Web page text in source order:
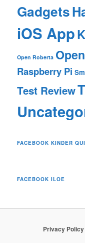
Gadgets
iOS App
Open Roberta
Raspberry Pi
Test Review
FACEBOOK KINDER
FACEBOOK ILOE
Privacy Policy